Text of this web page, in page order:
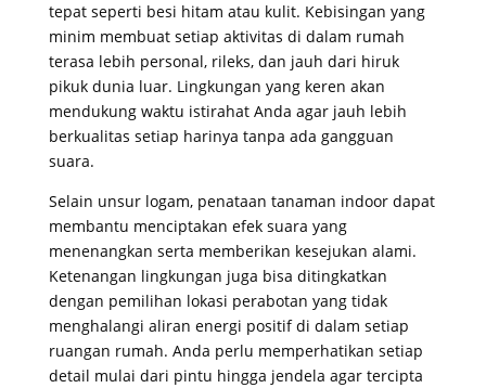
tepat seperti besi hitam atau kulit. Kebisingan yang
minim membuat setiap aktivitas di dalam rumah
terasa lebih personal, rileks, dan jauh dari hiruk
pikuk dunia luar. Lingkungan yang keren akan
mendukung waktu istirahat Anda agar jauh lebih
berkualitas setiap harinya tanpa ada gangguan
suara.
Selain unsur logam, penataan tanaman indoor dapat
membantu menciptakan efek suara yang
menenangkan serta memberikan kesejukan alami.
Ketenangan lingkungan juga bisa ditingkatkan
dengan pemilihan lokasi perabotan yang tidak
menghalangi aliran energi positif di dalam setiap
ruangan rumah. Anda perlu memperhatikan setiap
detail mulai dari pintu hingga jendela agar tercipta